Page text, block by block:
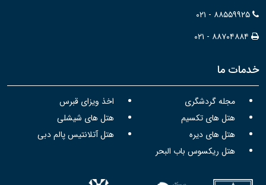
۰۲۱ - ۸۸۵۵۹۹۲۵
۰۲۱ - ۸۸۷۰۴۸۸۴
خدمات ما
مجله گردشگری
اخذ ویزای قبرس
هتل های تکسیم
هتل های شیشلی
هتل های دیره
هتل آتلانتیس پالم دبی
هتل ریکسوس باب البحر